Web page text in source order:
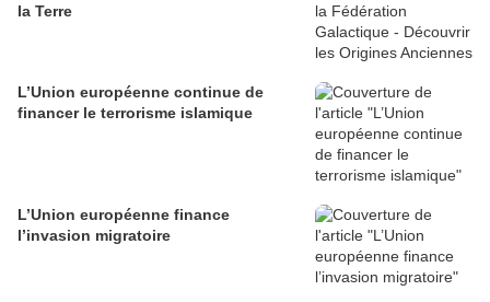
la Terre
L’Union européenne continue de
financer le terrorisme islamique
L’Union européenne finance
l’invasion migratoire